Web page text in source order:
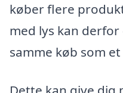
køber flere
med lys kan
samme køb som